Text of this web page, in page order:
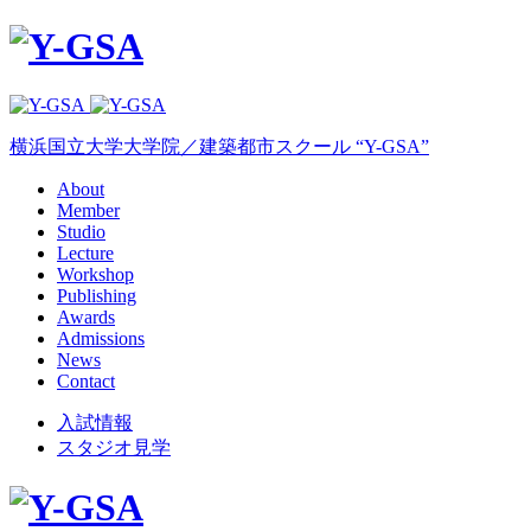
横浜国立大学大学院／建築都市スクール “Y-GSA”
About
Member
Studio
Lecture
Workshop
Publishing
Awards
Admissions
News
Contact
入試情報
スタジオ見学